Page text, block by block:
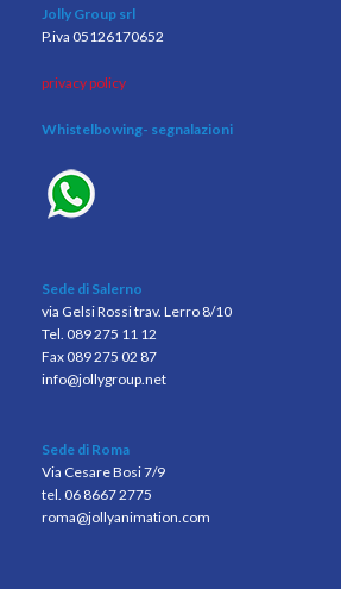
Jolly Group srl
P.iva 05126170652
privacy policy
Whistelbowing- segnalazioni
Sede di Salerno
via Gelsi Rossi trav. Lerro 8/10
Tel. 089 275 11 12
Fax 089 275 02 87
info@jollygroup.net
Sede di Roma
Via Cesare Bosi 7/9
tel. 06 8667 2775
roma@jollyanimation.com